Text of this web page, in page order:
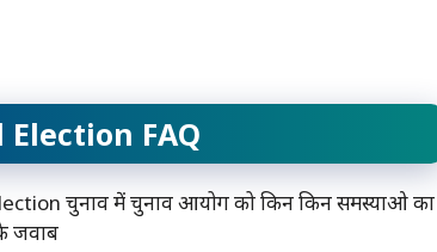
FAQ
चुनाव में चुनाव आयोग को किन किन समस्याओ का
जवाब